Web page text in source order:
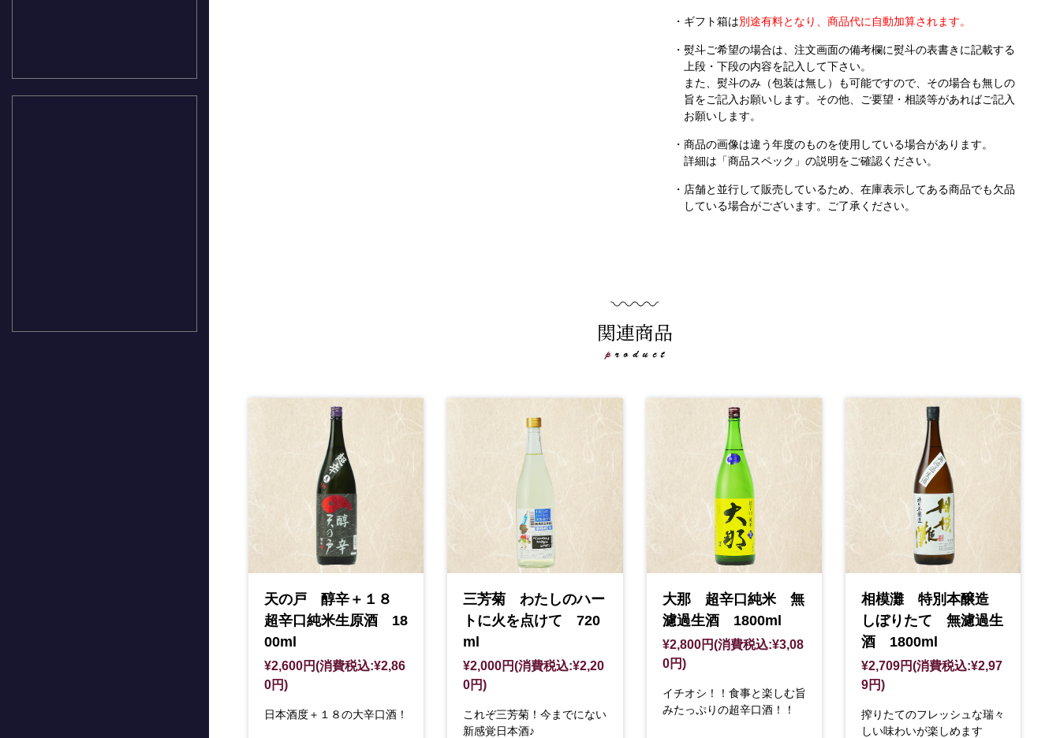
・ギフト箱は別途有料となり、商品代に自動加算されます。
・熨斗ご希望の場合は、注文画面の備考欄に熨斗の表書きに記載する
上段・下段の内容を記入して下さい。
また、熨斗のみ（包装は無し）も可能ですので、その場合も無しの
旨をご記入お願いします。その他、ご要望・相談等があればご記入
お願いします。
・商品の画像は違う年度のものを使用している場合があります。
詳細は「商品スペック」の説明をご確認ください。
・店舗と並行して販売しているため、在庫表示してある商品でも欠品
している場合がございます。ご了承ください。
関連商品
天の戸 醇辛＋１８
超辛口純米生原酒 18
00ml
¥2,600円(消費税込:¥2,86
0円)
日本酒度＋１８の大辛口酒！
三芳菊 わたしのハー
トに火を点けて 720
ml
¥2,000円(消費税込:¥2,20
0円)
これぞ三芳菊！今までにない
新感覚日本酒♪
大那 超辛口純米 無
濾過生酒 1800ml
¥2,800円(消費税込:¥3,08
0円)
イチオシ！！食事と楽しむ旨
みたっぷりの超辛口酒！！
相模灘 特別本醸造
しぼりたて 無濾過生
酒 1800ml
¥2,709円(消費税込:¥2,97
9円)
搾りたてのフレッシュな瑞々
しい味わいが楽しめます